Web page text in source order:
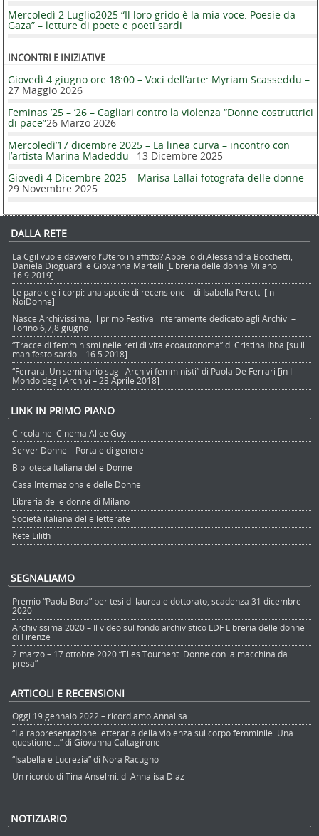
Mercoledì 2 Luglio2025 “Il loro grido è la mia voce. Poesie da
Gaza” – letture di poete e poeti sardi
INCONTRI E INIZIATIVE
Giovedì 4 giugno ore 18:00 – Voci dell’arte: Myriam Scasseddu –
27 Maggio 2026
Feminas ’25 – ’26 – Cagliari contro la violenza “Donne costruttrici
di pace”26 Marzo 2026
Mercoledì’17 dicembre 2025 – La linea curva – incontro con
l’artista Marina Madeddu –13 Dicembre 2025
Giovedì 4 Dicembre 2025 – Marisa Lallai fotografa delle donne –
29 Novembre 2025
DALLA RETE
La Cgil vuole davvero l’Utero in affitto? Appello di Alessandra Bocchetti,
Daniela Dioguardi e Giovanna Martelli [Libreria delle donne Milano
16.9.2019]
Le parole e i corpi: una specie di recensione – di Isabella Peretti [in
NoiDonne]
Nasce Archivissima, il primo Festival interamente dedicato agli Archivi –
Torino 6,7,8 giugno
“Tracce di femminismi nelle reti di vita ecoautonoma” di Cristina Ibba [su il
manifesto sardo – 16.5.2018]
“Ferrara. Un seminario sugli Archivi femministi” di Paola De Ferrari [in Il
Mondo degli Archivi – 23 Aprile 2018]
LINK IN PRIMO PIANO
Circola nel Cinema Alice Guy
Server Donne – Portale di genere
Biblioteca Italiana delle Donne
Casa Internazionale delle Donne
Libreria delle donne di Milano
Società italiana delle letterate
Rete Lilith
SEGNALIAMO
Premio “Paola Bora” per tesi di laurea e dottorato, scadenza 31 dicembre
2020
Archivissima 2020 – Il video sul fondo archivistico LDF Libreria delle donne
di Firenze
2 marzo – 17 ottobre 2020 “Elles Tournent. Donne con la macchina da
presa”
ARTICOLI E RECENSIONI
Oggi 19 gennaio 2022 – ricordiamo Annalisa
“La rappresentazione letteraria della violenza sul corpo femminile. Una
questione …” di Giovanna Caltagirone
“Isabella e Lucrezia” di Nora Racugno
Un ricordo di Tina Anselmi. di Annalisa Diaz
NOTIZIARIO